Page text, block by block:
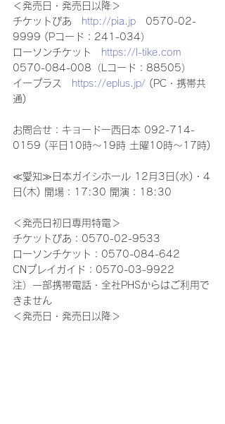
＜発売日・発売日以降＞
チケットぴあ http://pia.jp 0570-02-
9999 (Pコード：241-034）
ローソンチケット https://l-tike.com
0570-084-008（Lコード：88505）
イープラス https://eplus.jp/ (PC・携帯共
通)
お問合せ：キョードー西日本 092-714-
0159 (平日10時～19時 土曜10時～17時)
≪愛知≫日本ガイシホール 12月3日(水)・4
日(木) 開場：17:30 開演：18:30
＜発売日初日専用特電＞
チケットぴあ：0570-02-9533
ローソンチケット：0570-084-642
CNプレイガイド：0570-03-9922
注）一部携帯電話・全社PHSからはご利用で
きません
＜発売日・発売日以降＞